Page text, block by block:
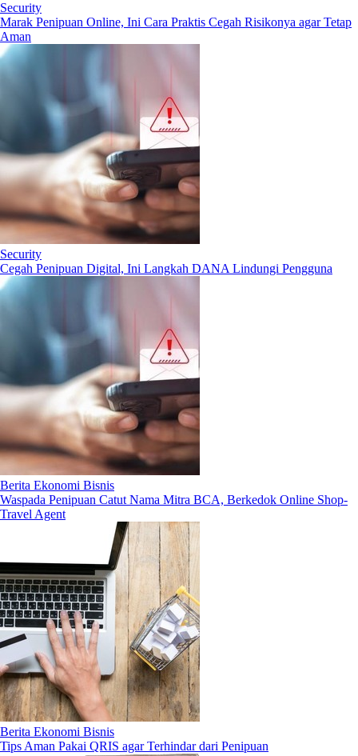
Security
Marak Penipuan Online, Ini Cara Praktis Cegah Risikonya agar Tetap
Aman
Security
Cegah Penipuan Digital, Ini Langkah DANA Lindungi Pengguna
Berita Ekonomi Bisnis
Waspada Penipuan Catut Nama Mitra BCA, Berkedok Online Shop-
Travel Agent
Berita Ekonomi Bisnis
Tips Aman Pakai QRIS agar Terhindar dari Penipuan